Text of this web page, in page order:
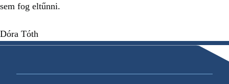
sem fog eltűnni.
Dóra Tóth